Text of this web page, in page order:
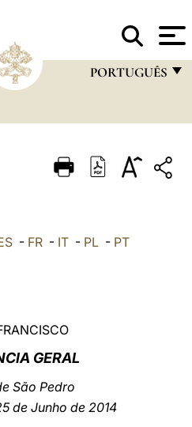
PORTUGUÊS
ITALIANO
- FR - IT - PL - PT
GERAL
São Pedro
de Junho de 2014